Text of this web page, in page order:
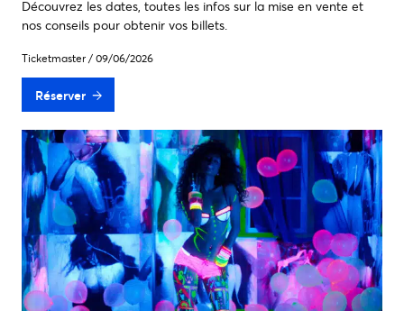
Découvrez les dates, toutes les infos sur la mise en vente et
nos conseils pour obtenir vos billets.
Ticketmaster / 09/06/2026
Réserver